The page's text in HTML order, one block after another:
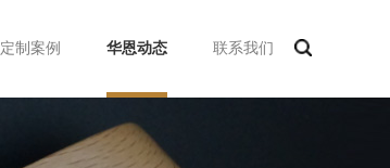
定制案例 华恩动态 联系我们